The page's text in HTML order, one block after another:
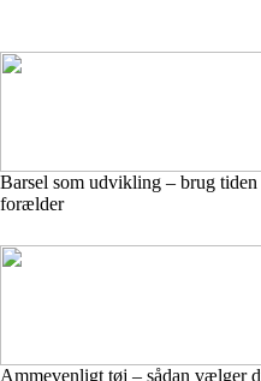
Barsel som udvikling – brug
forælder
Ammevenligt tøj – sådan vælger